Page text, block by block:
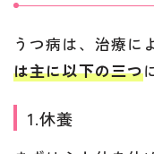
うつ病は、治療に
は主に以下の三つ
1.休養